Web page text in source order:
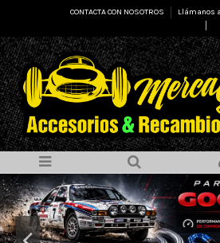
CONTACTA CON NOSOTROS
Llámanos